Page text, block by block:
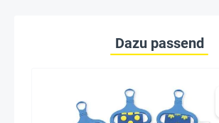
Dazu passend